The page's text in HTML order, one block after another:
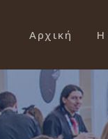
Αρχική Η